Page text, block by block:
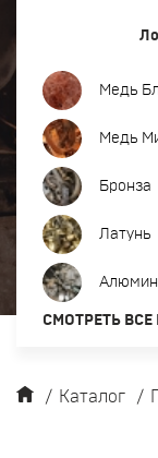
Закупка
Контакты
Прием лома
Медь
Медь
Бронза
Латунь
СМОТРЕТЬ ВСЕ
/ Каталог /